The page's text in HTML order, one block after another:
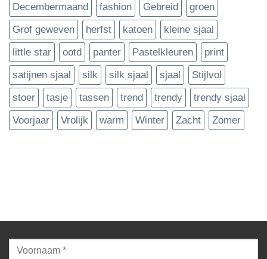
Decembermaand
fashion Gebreid
groen
Grof geweven
herfst katoen
kleine sjaal
little star
ootd panter Pastelkleuren
print
satijnen sjaal
silk silk sjaal sjaal
Stijlvol
stoer
tasje tassen trend trendy
trendy sjaal
Voorjaar
Vrolijk warm Winter Zacht Zomer